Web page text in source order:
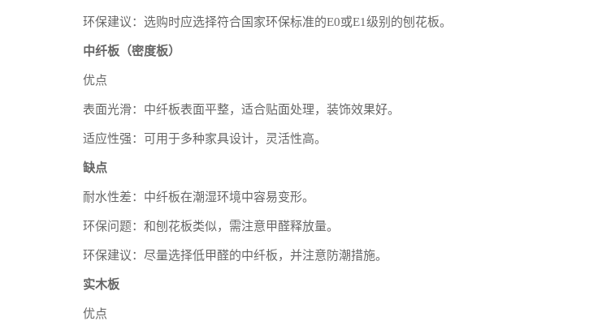
环保建议：选购时应选择符合国家环保标准的E0或E1级别的刨花板。
中纤板（密度板）
优点
表面光滑：中纤板表面平整，适合贴面处理，装饰效果好。
适应性强：可用于多种家具设计，灵活性高。
缺点
耐水性差：中纤板在潮湿环境中容易变形。
环保问题：和刨花板类似，需注意甲醛释放量。
环保建议：尽量选择低甲醛的中纤板，并注意防潮措施。
实木板
优点